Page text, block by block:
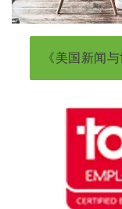
《美国新闻